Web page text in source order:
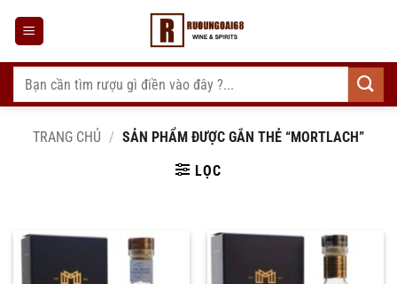
dung
Tìm
kiếm:
TRANG CHỦ / SẢN PHẨM ĐƯỢC GẮN THẺ “MORTLACH”
LỌC